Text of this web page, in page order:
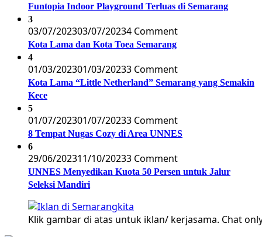
Funtopia Indoor Playground Terluas di Semarang
3
03/07/202303/07/20234 Comment
Kota Lama dan Kota Toea Semarang
4
01/03/202301/03/20233 Comment
Kota Lama “Little Netherland” Semarang yang Semakin
Kece
5
01/07/202301/07/20233 Comment
8 Tempat Nugas Cozy di Area UNNES
6
29/06/202311/10/20233 Comment
UNNES Menyedikan Kuota 50 Persen untuk Jalur
Seleksi Mandiri
Klik gambar di atas untuk iklan/ kerjasama. Chat